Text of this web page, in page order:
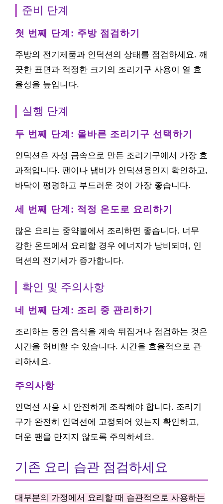
준비 단계
첫 번째 단계: 주방 점검하기
주방의 전기제품과 인덕션의 상태를 점검하세요. 깨
끗한 표면과 적정한 크기의 조리기구 사용이 열 효
율성을 높입니다.
실행 단계
두 번째 단계: 올바른 조리기구 선택하기
인덕션은 자성 금속으로 만든 조리기구에서 가장 효
과적입니다. 팬이나 냄비가 인덕션용인지 확인하고,
바닥이 평평하고 부드러운 것이 가장 좋습니다.
세 번째 단계: 적정 온도로 요리하기
많은 요리는 중약불에서 조리하면 좋습니다. 너무
강한 온도에서 요리할 경우 에너지가 낭비되며, 인
덕션의 전기세가 증가합니다.
확인 및 주의사항
네 번째 단계: 조리 중 관리하기
조리하는 동안 음식을 계속 뒤집거나 점검하는 것은
시간을 허비할 수 있습니다. 시간을 효율적으로 관
리하세요.
주의사항
인덕션 사용 시 안전하게 조작해야 합니다. 조리기
구가 완전히 인덕션에 고정되어 있는지 확인하고,
더운 팬을 만지지 않도록 주의하세요.
기존 요리 습관 점검하세요
대부분의 가정에서 요리할 때 습관적으로 사용하는